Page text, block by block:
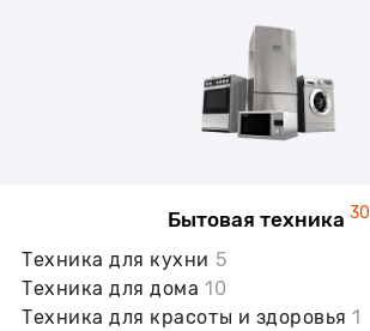
Бытовая техника 30
Техника для кухни 5
Техника для дома10
Техника для красоты и здоровья1